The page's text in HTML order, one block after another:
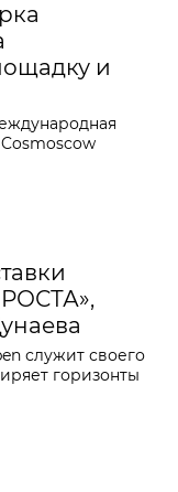
и
РОСТА»,
служит своего
горизонты